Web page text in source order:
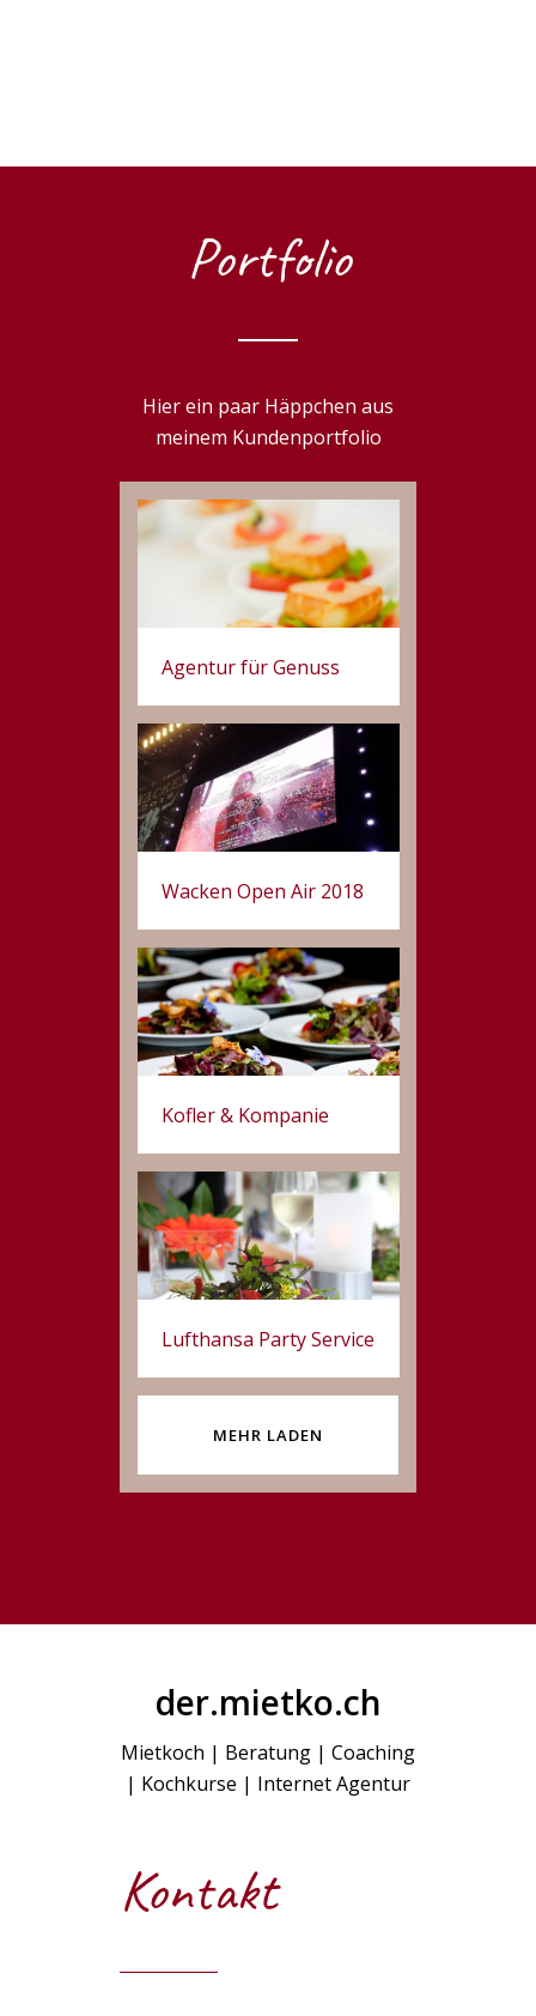
Portfolio
Hier ein paar Häppchen aus
meinem Kundenportfolio
Agentur für Genuss
Wacken Open Air 2018
Kofler & Kompanie
Lufthansa Party Service
MEHR LADEN
der.mietko.ch
Mietkoch | Beratung | Coaching
| Kochkurse | Internet Agentur
Kontakt